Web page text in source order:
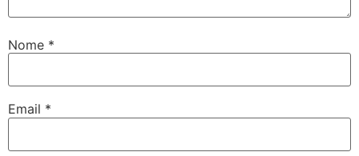
Nome *
Email *